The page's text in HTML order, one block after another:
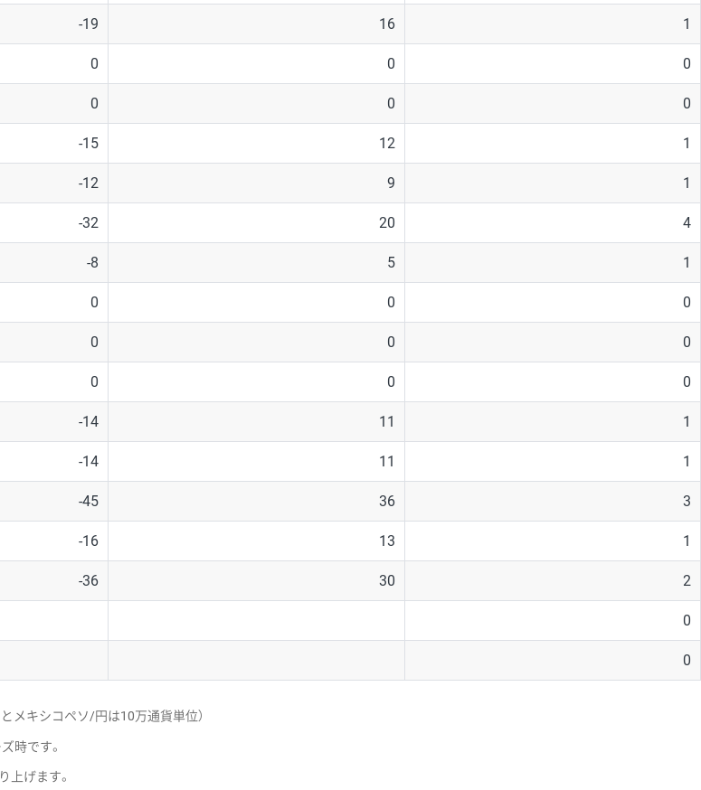
-19 16 1
0 0 0
0 0 0
-15 12 1
-12 9 1
-32 20 4
-8 5 1
0 0 0
0 0 0
0 0 0
-14 11 1
-14 11 1
-45 36 3
-16 13 1
-36 30 2
0
0
メキシコペソ/円は10万通貨単位）
時です。
上げます。